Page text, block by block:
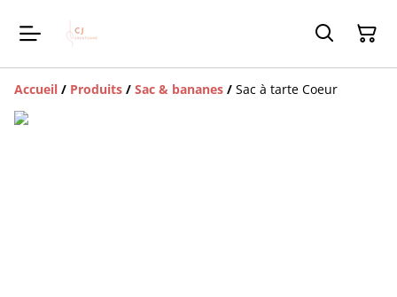
Accueil / Produits / Sac & bananes / Sac à tarte Coeur